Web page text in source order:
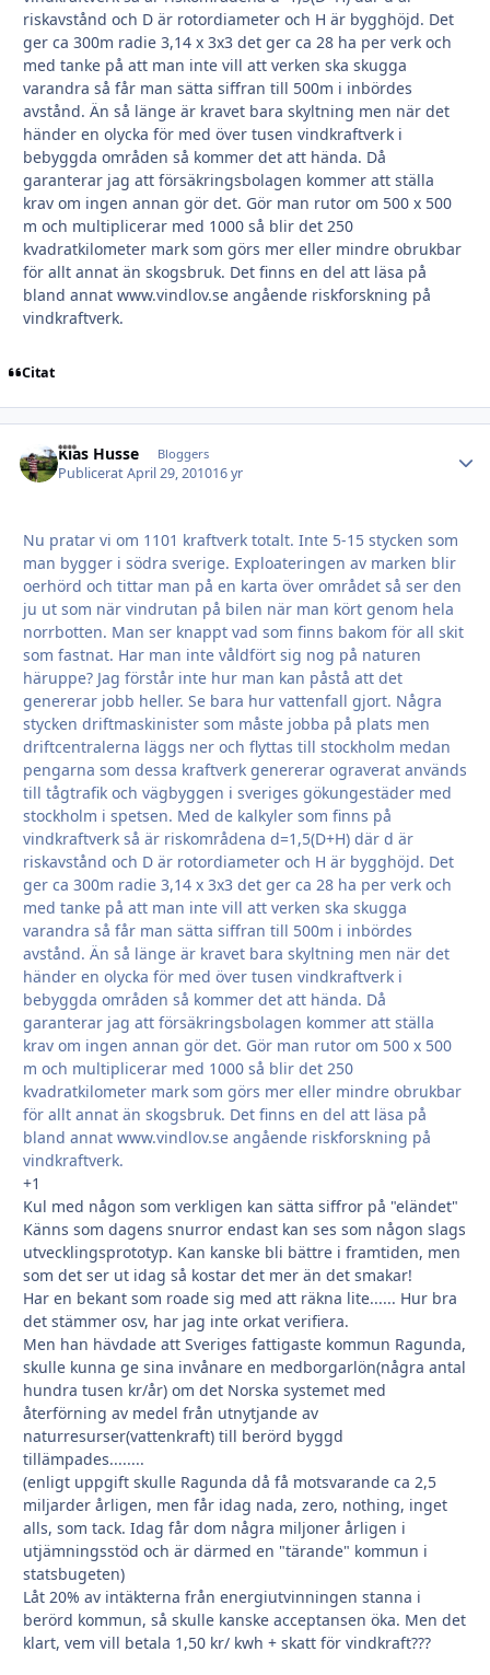
riskavstånd och D är rotordiameter och H är bygghöjd. Det
ger ca 300m radie 3,14 x 3x3 det ger ca 28 ha per verk och
med tanke på att man inte vill att verken ska skugga
varandra så får man sätta siffran till 500m i inbördes
avstånd. Än så länge är kravet bara skyltning men när det
händer en olycka för med över tusen vindkraftverk i
bebyggda områden så kommer det att hända. Då
garanterar jag att försäkringsbolagen kommer att ställa
krav om ingen annan gör det. Gör man rutor om 500 x 500
m och multiplicerar med 1000 så blir det 250
kvadratkilometer mark som görs mer eller mindre obrukbar
för allt annat än skogsbruk. Det finns en del att läsa på
bland annat www.vindlov.se angående riskforskning på
vindkraftverk.
Citat
Kias Husse Bloggers
PubliceratApril 29, 201016 yr
Nu pratar vi om 1101 kraftverk totalt. Inte 5-15 stycken som
man bygger i södra sverige. Exploateringen av marken blir
oerhörd och tittar man på en karta över området så ser den
ju ut som när vindrutan på bilen när man kört genom hela
norrbotten. Man ser knappt vad som finns bakom för all skit
som fastnat. Har man inte våldfört sig nog på naturen
häruppe? Jag förstår inte hur man kan påstå att det
genererar jobb heller. Se bara hur vattenfall gjort. Några
stycken driftmaskinister som måste jobba på plats men
driftcentralerna läggs ner och flyttas till stockholm medan
pengarna som dessa kraftverk genererar ograverat används
till tågtrafik och vägbyggen i sveriges gökungestäder med
stockholm i spetsen. Med de kalkyler som finns på
vindkraftverk så är riskområdena d=1,5(D+H) där d är
riskavstånd och D är rotordiameter och H är bygghöjd. Det
ger ca 300m radie 3,14 x 3x3 det ger ca 28 ha per verk och
med tanke på att man inte vill att verken ska skugga
varandra så får man sätta siffran till 500m i inbördes
avstånd. Än så länge är kravet bara skyltning men när det
händer en olycka för med över tusen vindkraftverk i
bebyggda områden så kommer det att hända. Då
garanterar jag att försäkringsbolagen kommer att ställa
krav om ingen annan gör det. Gör man rutor om 500 x 500
m och multiplicerar med 1000 så blir det 250
kvadratkilometer mark som görs mer eller mindre obrukbar
för allt annat än skogsbruk. Det finns en del att läsa på
bland annat www.vindlov.se angående riskforskning på
vindkraftverk.
+1
Kul med någon som verkligen kan sätta siffror på "eländet"
Känns som dagens snurror endast kan ses som någon slags
utvecklingsprototyp. Kan kanske bli bättre i framtiden, men
som det ser ut idag så kostar det mer än det smakar!
Har en bekant som roade sig med att räkna lite...... Hur bra
det stämmer osv, har jag inte orkat verifiera.
Men han hävdade att Sveriges fattigaste kommun Ragunda,
skulle kunna ge sina invånare en medborgarlön(några antal
hundra tusen kr/år) om det Norska systemet med
återförning av medel från utnytjande av
naturresurser(vattenkraft) till berörd byggd
tillämpades........
(enligt uppgift skulle Ragunda då få motsvarande ca 2,5
miljarder årligen, men får idag nada, zero, nothing, inget
alls, som tack. Idag får dom några miljoner årligen i
utjämningsstöd och är därmed en "tärande" kommun i
statsbugeten)
Låt 20% av intäkterna från energiutvinningen stanna i
berörd kommun, så skulle kanske acceptansen öka. Men det
klart, vem vill betala 1,50 kr/ kwh + skatt för vindkraft???